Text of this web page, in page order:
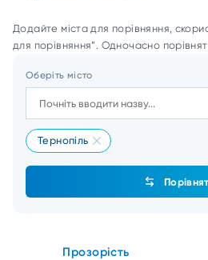
Додайте міста для порівняння,
для порівняння”. Одночасно
Оберіть місто
Тернопіль
Прозорість